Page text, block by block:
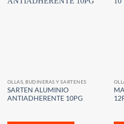
OLLAS, BUDINERAS Y SARTENES
SARTEN ALUMINIO
ANTIADHERENTE 10PG